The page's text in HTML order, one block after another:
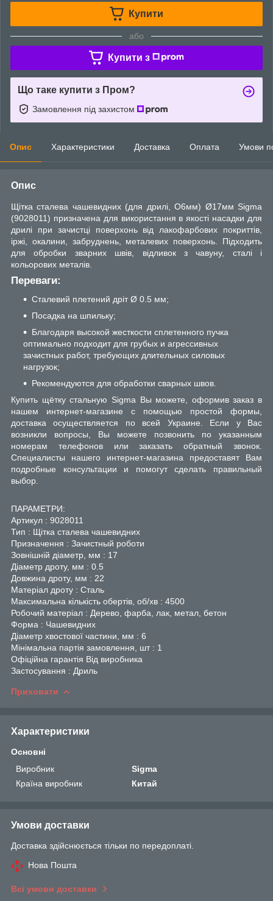
Купити
або
Купити з
Що таке купити з Пром?
Замовлення під захистом
Опис Характеристики Доставка Оплата Умови
Опис
Щітка сталева чашевидних (для дрилі, О6мм) Ø17мм Sigma
(9028011) призначена для використання в якості насадки для
дрилі при зачистці поверхонь від лакофарбових покриттів,
іржі, окалини, забруднень, металевих поверхонь. Підходить
для обробки зварних швів, відливок з чавуну, сталі і
кольорових металів.
Переваги:
Сталевий плетений дріт Ø 0.5 мм;
Посадка на шпильку;
Благодаря высокой жесткости сплетенного пучка
оптимально подходит для грубых и агрессивных
зачистных работ, требующих длительных силовых
нагрузок;
Рекомендуются для обработки сварных швов.
Купить щётку стальную Sigma Вы можете, оформив заказ в
нашем интернет-магазине с помощью простой формы,
доставка осуществляется по всей Украине. Если у Вас
возникли вопросы, Вы можете позвонить по указанным
номерам телефонов или заказать обратный звонок.
Специалисты нашего интернет-магазина предоставят Вам
подробные консультации и помогут сделать правильный
выбор.
ПАРАМЕТРИ:
Артикул : 9028011
Тип : Щітка сталева чашевидних
Призначення : Зачистный роботи
Зовнішній діаметр, мм : 17
Діаметр дроту, мм : 0.5
Довжина дроту, мм : 22
Матеріал дроту : Сталь
Максимальна кількість обертів, об/хв : 4500
Робочий матеріал : Дерево, фарба, лак, метал, бетон
Форма : Чашевидних
Діаметр хвостової частини, мм : 6
Мінімальна партія замовлення, шт : 1
Офіційна гарантія Від виробника
Застосування : Дриль
Приховати
Характеристики
Основні
Виробник
Sigma
Країна виробник
Китай
Умови доставки
Доставка здійснюється тільки по передоплаті.
Нова Пошта
Всі умови доставки